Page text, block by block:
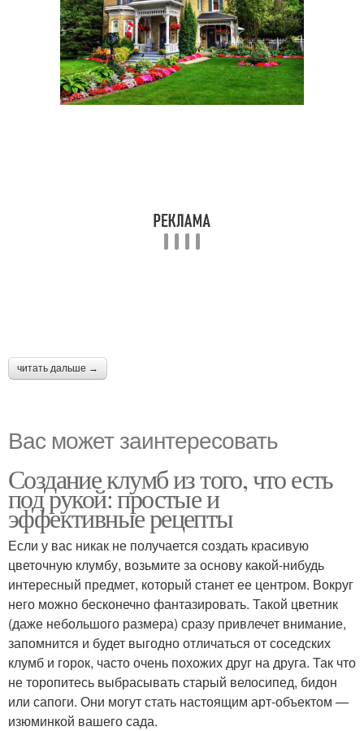
читать дальше →
Вас может заинтересовать
Создание клумб из того, что есть
под рукой: простые и
эффективные рецепты
Если у вас никак не получается создать красивую
цветочную клумбу, возьмите за основу какой-нибудь
интересный предмет, который станет ее центром. Вокруг
него можно бесконечно фантазировать. Такой цветник
(даже небольшого размера) сразу привлечет внимание,
запомнится и будет выгодно отличаться от соседских
клумб и горок, часто очень похожих друг на друга. Так что
не торопитесь выбрасывать старый велосипед, бидон
или сапоги. Они могут стать настоящим арт-объектом —
изюминкой вашего сада.